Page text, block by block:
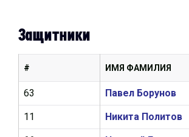
Защитники
ИМЯ ФАМИЛИЯ
Павел Борунов
Никита Политов
#
63
11